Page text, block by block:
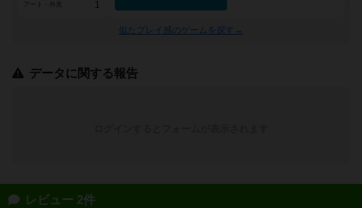
アート・外見 1
似たプレイ感のゲームを探す→
データに関する報告
レビュー 2件